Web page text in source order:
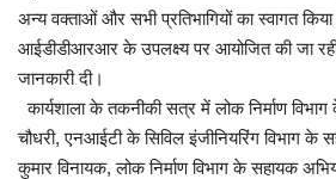
अन्य वक्ताओं और सभी प्रतिभागियों का स्वागत
आईडीडीआरआर के उपलक्ष्य पर आयोजित की जा रही
जानकारी दी।
कार्यशाला के तकनीकी सत्र में लोक निर्माण
चौधरी, एनआईटी के सिविल इंजीनियरिंग विभाग के
कुमार विनायक, लोक निर्माण विभाग के सहायक